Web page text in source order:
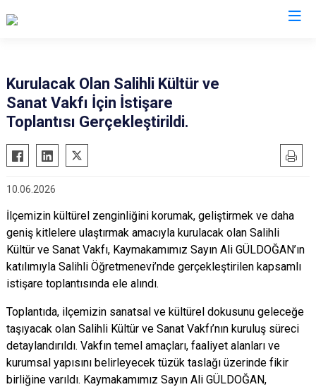
Ahmetli
Akhisar
Alaşehir
Gördes
Kırkağaç
Köprübaşı
Kula
Salihli
Turgutlu
Şehzadeler
Yunusemre
Kurulacak Olan Salihli Kültür ve
Sanat Vakfı İçin İstişare
Toplantısı Gerçekleştirildi.
10.06.2026
İlçemizin kültürel zenginliğini korumak, geliştirmek ve daha
geniş kitlelere ulaştırmak amacıyla kurulacak olan Salihli
Kültür ve Sanat Vakfı, Kaymakamımız Sayın Ali GÜLDOĞAN’ın
katılımıyla Salihli Öğretmenevi’nde gerçekleştirilen kapsamlı
istişare toplantısında ele alındı.
Toplantıda, ilçemizin sanatsal ve kültürel dokusunu geleceğe
taşıyacak olan Salihli Kültür ve Sanat Vakfı’nın kuruluş süreci
detaylandırıldı. Vakfın temel amaçları, faaliyet alanları ve
kurumsal yapısını belirleyecek tüzük taslağı üzerinde fikir
birliğine varıldı. Kaymakamımız Sayın Ali GÜLDOĞAN,